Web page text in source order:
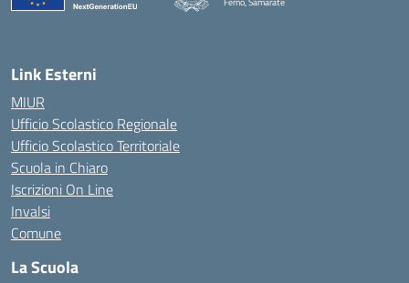
Link Esterni
MIUR
Ufficio Scolastico Regionale
Ufficio Scolastico Territoriale
Scuola in Chiaro
Iscrizioni On Line
Invalsi
Comune
La Scuola